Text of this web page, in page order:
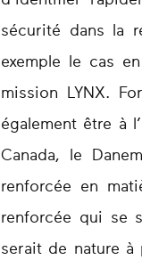
sécurité dans la
exemple le cas
mission LYNX.
également être à
Canada, le
renforcée en
renforcée qui se
serait de nature à